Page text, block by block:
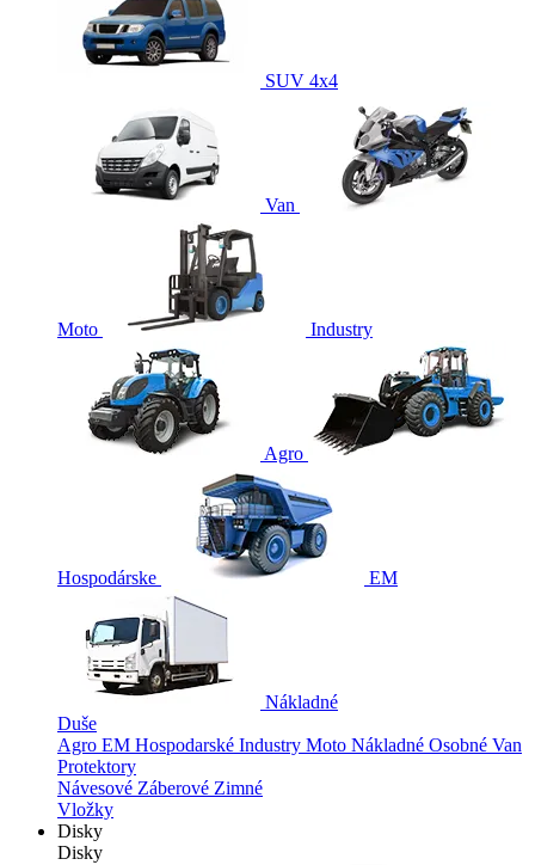
SUV 4x4
Van
Moto Industry
Agro
Hospodárske EM
Nákladné
Duše
Agro EM Hospodarské Industry Moto Nákladné Osobné Van
Protektory
Návesové Záberové Zimné
Vložky
Disky
Disky